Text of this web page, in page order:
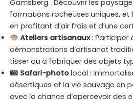
Gamsberg : Découvrir les
formations rocheuses uniques,
en profitant d’air frais et d’une
Ateliers artisanaux: Participer
démonstrations d’artisanat
tisser ou à fabriquer des objets
Safari-photolocal :
désertiques et la vie sauvage en
avec la chance d’apercevoir des